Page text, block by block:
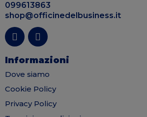
099613863
shop@officinedelbusiness.it
Informazioni
Dove siamo
Cookie Policy
Privacy Policy